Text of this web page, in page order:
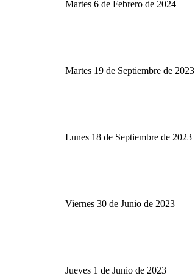
Martes 6 de Febrero de 2024
Martes 19 de Septiembre de 2023
Lunes 18 de Septiembre de 2023
Viernes 30 de Junio de 2023
Jueves 1 de Junio de 2023